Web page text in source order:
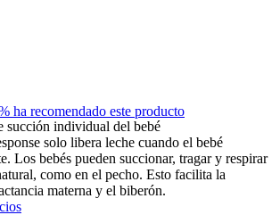
ha recomendado este producto
succión individual del bebé
solo libera leche cuando el bebé
Los bebés pueden succionar, tragar y respirar
como en el pecho. Esto facilita la
materna y el biberón.